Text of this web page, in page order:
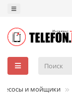
и мойщики